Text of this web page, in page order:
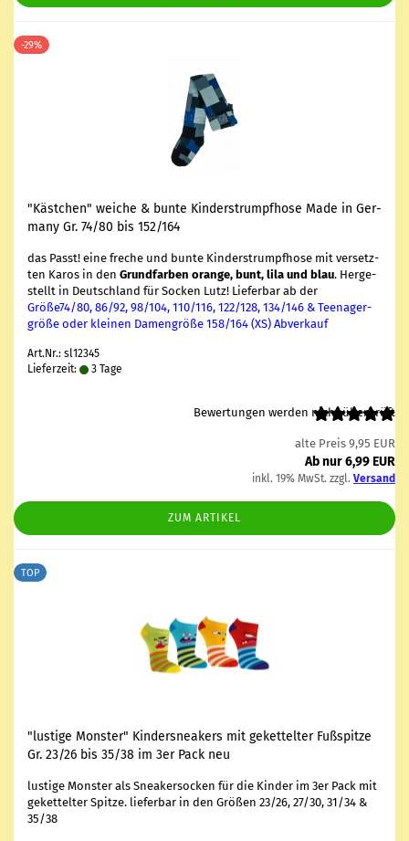
-29%
"Käst­chen" wei­che & bunte Kin­der­strumpf­ho­se Made in Ger­
ma­ny Gr. 74/80 bis 152/164
das Passt! eine fre­che und bunte Kin­der­strumpf­ho­se mit ver­setz­
ten Karos in den Grund­far­ben oran­ge, bunt, lila und blau. Her­ge­
stellt in Deutsch­land für So­cken Lutz! Lie­fer­bar ab der
Größe74/80, 86/92, 98/104, 110/116, 122/128, 134/146 & Teen­ager­
grö­ße oder klei­nen Da­men­grö­ße 158/164 (XS) Ab­ver­kauf
Art.Nr.: sl12345
Lieferzeit:
3 Tage
Bewertungen werden nicht überprüft
alte Preis 9,95 EUR
Ab nur 6,99 EUR
inkl. 19% MwSt. zzgl. Versand
ZUM ARTIKEL
TOP
"lus­ti­ge Mons­ter" Kin­ders­nea­kers mit ge­ket­tel­ter Fuß­spit­ze
Gr. 23/26 bis 35/38 im 3er Pack neu
lus­ti­ge Mons­ter als Snea­ker­so­cken für die Kin­der im 3er Pack mit
ge­ket­tel­ter Spit­ze. lie­fer­bar in den Grö­ßen 23/26, 27/30, 31/34 &
35/38